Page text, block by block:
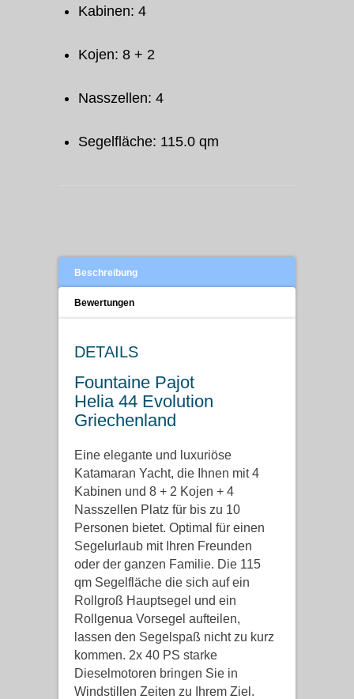
Kabinen: 4
Kojen: 8 + 2
Nasszellen: 4
Segelfläche: 115.0 qm
Beschreibung
Bewertungen
DETAILS
Fountaine Pajot
Helia 44 Evolution
Griechenland
Eine elegante und luxuriöse
Katamaran Yacht, die Ihnen mit 4
Kabinen und 8 + 2 Kojen + 4
Nasszellen Platz für bis zu 10
Personen bietet. Optimal für einen
Segelurlaub mit Ihren Freunden
oder der ganzen Familie. Die 115
qm Segelfläche die sich auf ein
Rollgroß Hauptsegel und ein
Rollgenua Vorsegel aufteilen,
lassen den Segelspaß nicht zu kurz
kommen. 2x 40 PS starke
Dieselmotoren bringen Sie in
Windstillen Zeiten zu Ihrem Ziel.